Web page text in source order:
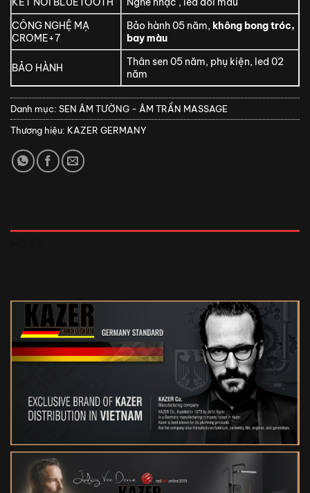
CÔNG NGHỆ MẠ
CROME+7
Bảo hành 05 năm, không bong tróc,
bay màu
BẢO HÀNH
Thân sen 05 năm, phụ kiện, led 02
năm
Danh mục: SEN ÂM TƯỜNG - ÂM TRẦN MASSAGE
Thương hiệu: KAZER GERMANY